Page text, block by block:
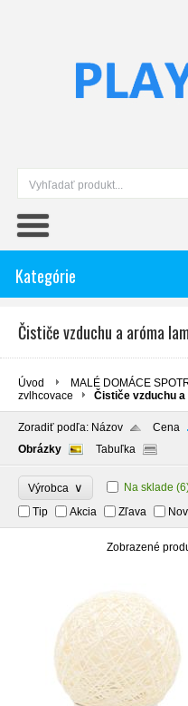
Kategórie
Čističe vzduchu a aróma
Úvod MALÉ DOMÁCE
zvlhcovace
Čističe vzduchu
Zoradiť podľa: Názov
Cena
Obrázky
Tabuľka
Výrobca ∨ Na sklade
Tip
Akcia Zľava
Zobrazené